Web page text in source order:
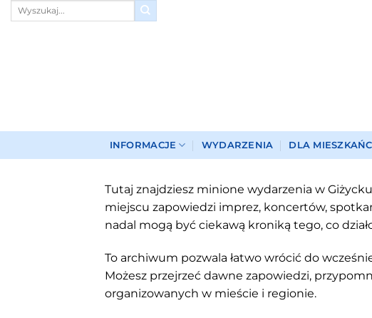
Przewiń
INFORMACJE WYDARZENIA DLA
Tutaj znajdziesz minione wydarzenia w
miejscu zapowiedzi imprez, koncertów,
nadal mogą być ciekawą kroniką tego, co
To archiwum pozwala łatwo wrócić do
Możesz przejrzeć dawne zapowiedzi,
organizowanych w mieście i regionie.